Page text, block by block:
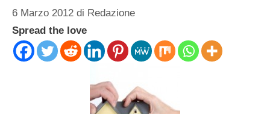
6 Marzo 2012 di Redazione
Spread the love